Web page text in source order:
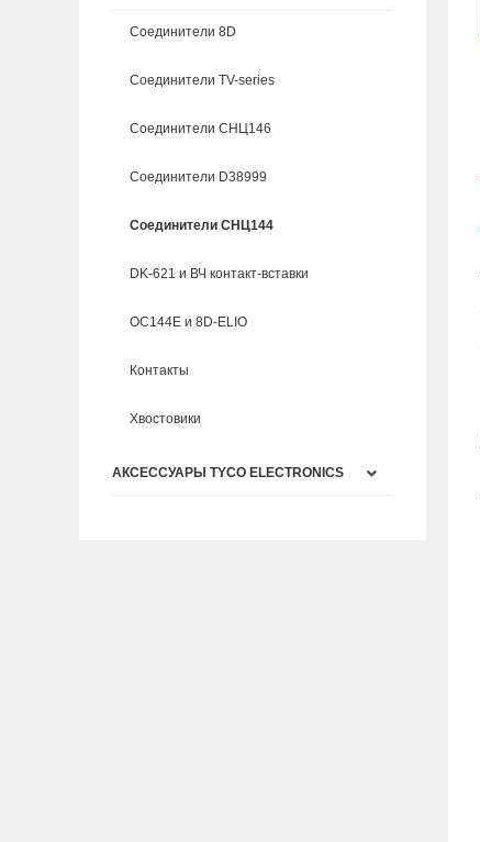
Соединители 8D
Соединители TV-series
Соединители СНЦ146
Соединители D38999
Соединители СНЦ144
DK-621 и ВЧ контакт-вставки
ОС144Е и 8D-ELIO
Контакты
Хвостовики
АКСЕССУАРЫ TYCO ELECTRONICS